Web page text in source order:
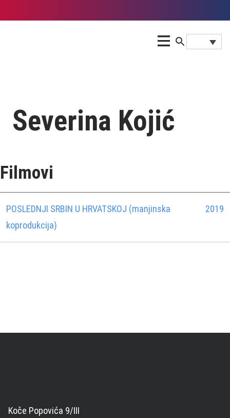
Severina Kojić
Filmovi
POSLEDNJI SRBIN U HRVATSKOJ (manjinska
koprodukcija)
2019
Koče Popovića 9/III